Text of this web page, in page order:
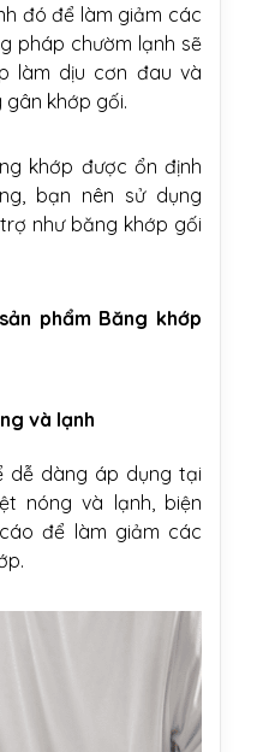
đó để làm giảm các
pháp chườm lạnh sẽ
làm dịu cơn đau và
gân khớp gối.
khớp được ổn định
bạn nên sử dụng
như băng khớp gối
phẩm Băng khớp
và lạnh
dễ dàng áp dụng tại
nóng và lạnh, biện
để làm giảm các